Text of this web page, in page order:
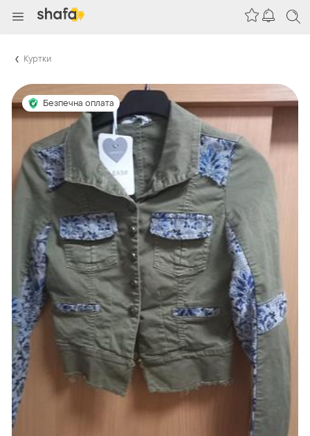
Куртки
Безпечна оплата